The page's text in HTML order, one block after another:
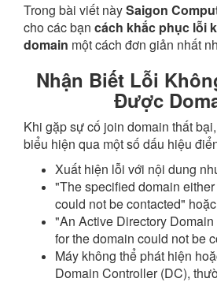
Trong bài viết nàySaigon
cho các bạn cách khắc phục lỗi
domain một cách đơn giản nhất
Nhận Biết Lỗi
Được
Khi gặp sự cố join domain thất
biểu hiện qua một số dấu hiệu
Xuất hiện lỗi với nội dung
"The specified domain
could not be contacted" hoặc
"An Active Directory
for the domain could not be
Máy không thể phát hiện
Domain Controller (DC),